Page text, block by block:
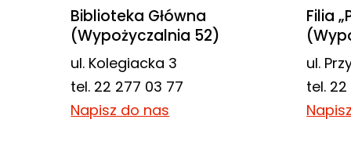
Biblioteka Główna
(Wypożyczalnia 52)
ul. Kolegiacka 3
tel. 22 277 03 77
Napisz do nas
Filia
ul.
tel.